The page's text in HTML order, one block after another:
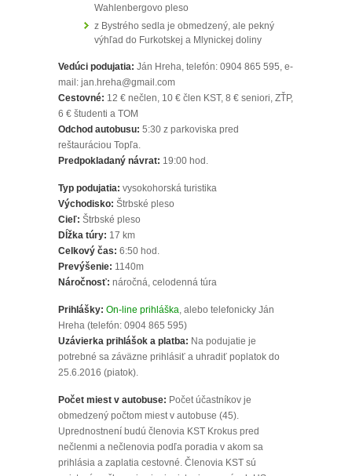
Wahlenbergovo pleso
z Bystrého sedla je obmedzený, ale pekný
výhľad do Furkotskej a Mlynickej doliny
Vedúci podujatia: Ján Hreha, telefón: 0904 865 595, e-
mail: jan.hreha@gmail.com
Cestovné: 12 € nečlen, 10 € člen KST, 8 € seniori, ZŤP,
6 € študenti a TOM
Odchod autobusu: 5:30 z parkoviska pred
reštauráciou Topľa.
Predpokladaný návrat: 19:00 hod.
Typ podujatia: vysokohorská turistika
Východisko: Štrbské pleso
Cieľ: Štrbské pleso
Dĺžka túry: 17 km
Celkový čas: 6:50 hod.
Prevýšenie: 1140m
Náročnosť: náročná, celodenná túra
Prihlášky: On-line prihláška, alebo telefonicky Ján
Hreha (telefón: 0904 865 595)
Uzávierka prihlášok a platba: Na podujatie je
potrebné sa záväzne prihlásiť a uhradiť poplatok do
25.6.2016 (piatok).
Počet miest v autobuse: Počet účastníkov je
obmedzený počtom miest v autobuse (45).
Uprednostnení budú členovia KST Krokus pred
nečlenmi a nečlenovia podľa poradia v akom sa
prihlásia a zaplatia cestovné. Členovia KST sú